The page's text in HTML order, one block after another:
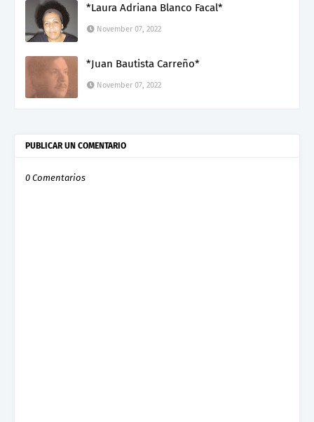
*Laura Adriana Blanco Facal*
November 07, 2022
*Juan Bautista Carreño*
November 07, 2022
PUBLICAR UN COMENTARIO
0 Comentarios